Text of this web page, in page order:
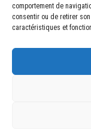
comportement de
consentir ou de retirer
caractéristiques et